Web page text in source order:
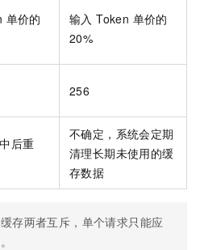
单价的
输入 Token 单价的
20%
256
后重
不确定，系统会定期
清理长期未使用的缓
存数据
存两者互斥，单个请求只能应